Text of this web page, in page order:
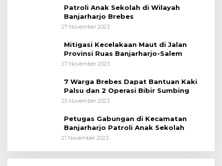
Patroli Anak Sekolah di Wilayah
Banjarharjo Brebes
27 November 2023
Mitigasi Kecelakaan Maut di Jalan
Provinsi Ruas Banjarharjo-Salem
27 November 2023
7 Warga Brebes Dapat Bantuan Kaki
Palsu dan 2 Operasi Bibir Sumbing
25 November 2023
Petugas Gabungan di Kecamatan
Banjarharjo Patroli Anak Sekolah
21 November 2023